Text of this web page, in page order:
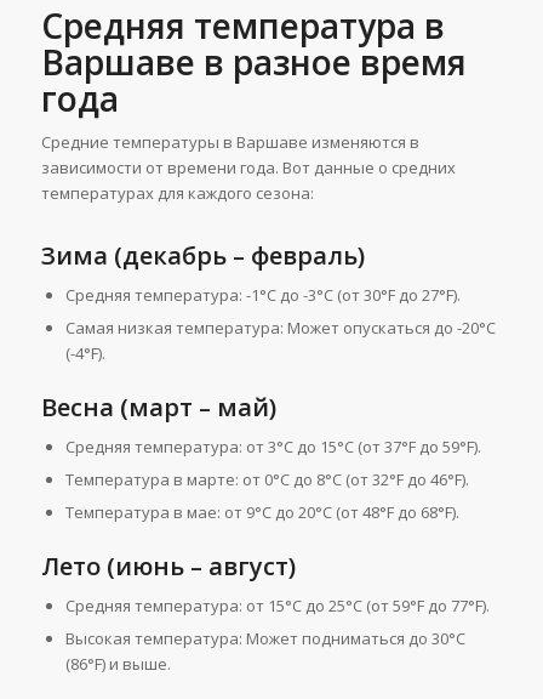
Средняя температура в
Варшаве в разное время
года
Средние температуры в Варшаве изменяются в
зависимости от времени года. Вот данные о средних
температурах для каждого сезона:
Зима (декабрь – февраль)
Средняя температура: -1°C до -3°C (от 30°F до 27°F).
Самая низкая температура: Может опускаться до -20°C
(-4°F).
Весна (март – май)
Средняя температура: от 3°C до 15°C (от 37°F до 59°F).
Температура в марте: от 0°C до 8°C (от 32°F до 46°F).
Температура в мае: от 9°C до 20°C (от 48°F до 68°F).
Лето (июнь – август)
Средняя температура: от 15°C до 25°C (от 59°F до 77°F).
Высокая температура: Может подниматься до 30°C
(86°F) и выше.